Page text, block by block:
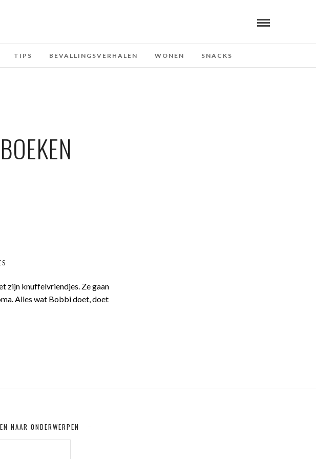
TIPS BEVALLINGSVERHALEN WONEN SNACKS
zijn knuffelvriendjes. Ze gaan
Alles wat Bobbi doet, doet
NAAR ONDERWERPEN